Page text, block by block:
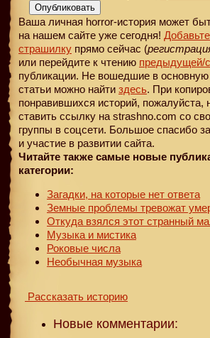
Опубликовать
Ваша личная horror-история может
на нашем сайте уже сегодня!
страшилку прямо сейчас (
или перейдите к чтению предыдущей/
публикации. Не вошедшие в основную
статьи можно найти здесь. При
понравившихся историй, пожалуйста,
ставить ссылку на strashno.com со
группы в соцсети. Большое спасибо
и участие в развитии сайта.
Читайте также самые новые
категории:
Загадки, на которые нет ответа
Земные проблемы тревожат
Откуда взялся этот странный
Музыка и мистика
Роковые числа
Необычная музыка
Рассказать историю
Новые комментарии: